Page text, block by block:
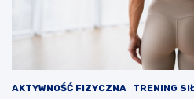
AKTYWNOŚĆ FIZYCZNA TRENING